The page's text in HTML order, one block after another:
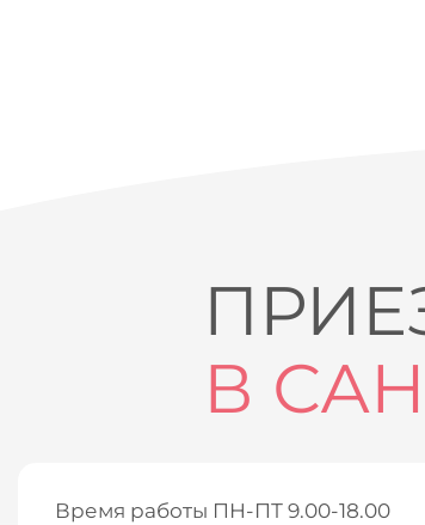
В
Время работы ПН-ПТ 9.00-18.00